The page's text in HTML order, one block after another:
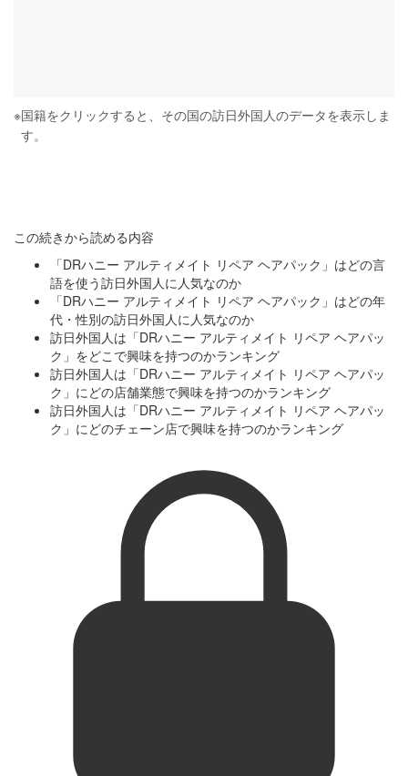
※国籍をクリックすると、その国の訪日外国人のデータを表示しま
す。
この続きから読める内容
「DRハニー アルティメイト リペア ヘアパック」はどの言
語を使う訪日外国人に人気なのか
「DRハニー アルティメイト リペア ヘアパック」はどの年
代・性別の訪日外国人に人気なのか
訪日外国人は「DRハニー アルティメイト リペア ヘアパッ
ク」をどこで興味を持つのかランキング
訪日外国人は「DRハニー アルティメイト リペア ヘアパッ
ク」にどの店舗業態で興味を持つのかランキング
訪日外国人は「DRハニー アルティメイト リペア ヘアパッ
ク」にどのチェーン店で興味を持つのかランキング